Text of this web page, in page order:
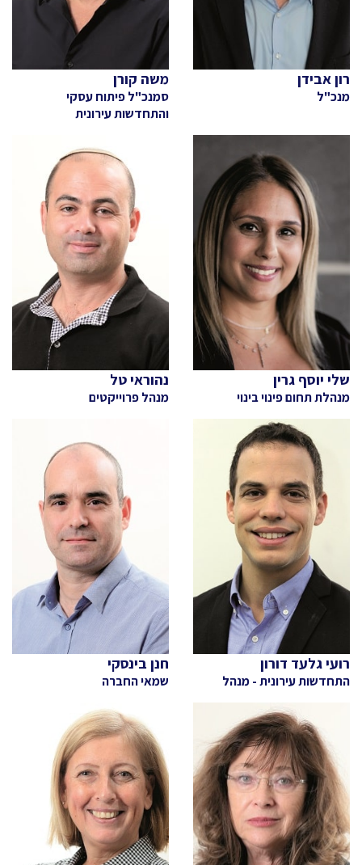
רון אבידן
מנכ"ל
משה קורן
סמנכ"ל פיתוח עסקי
והתחדשות עירונית
שלי יוסף גרין
מנהלת תחום פינוי בינוי
נהוראי טל
מנהל פרוייקטים
רועי גלעד דורון
התחדשות עירונית - מנהל
חנן בינסקי
שמאי החברה